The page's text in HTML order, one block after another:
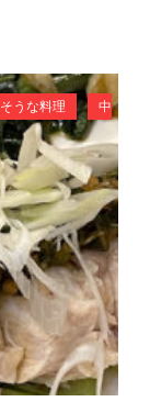
うな料理
中